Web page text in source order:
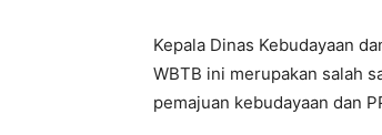
Kepala Dinas Kebudayaan
WBTB ini merupakan salah
pemajuan kebudayaan dan